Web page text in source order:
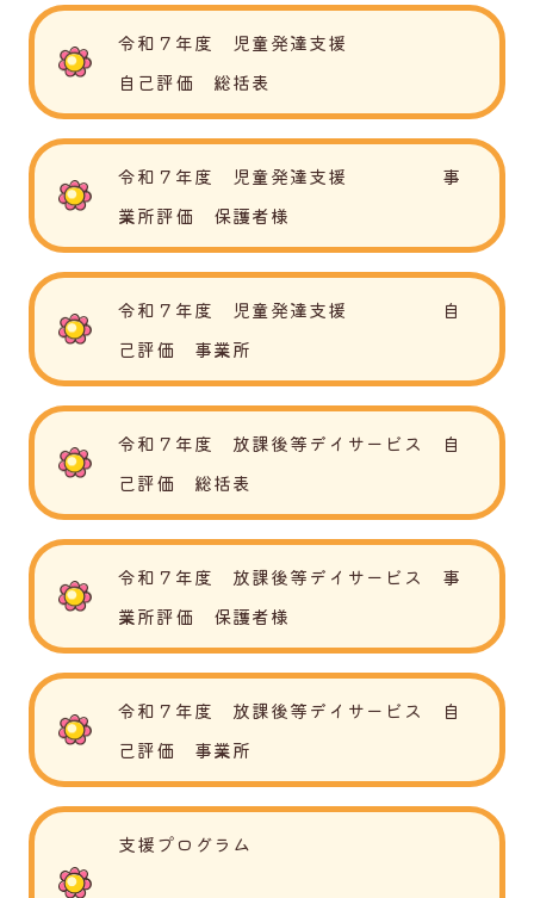
令和７年度 児童発達支援
自己評価 総括表
令和７年度 児童発達支援 事
業所評価 保護者様
令和７年度 児童発達支援 自
己評価 事業所
令和７年度 放課後等デイサービス 自
己評価 総括表
令和７年度 放課後等デイサービス 事
業所評価 保護者様
令和７年度 放課後等デイサービス 自
己評価 事業所
支援プログラム